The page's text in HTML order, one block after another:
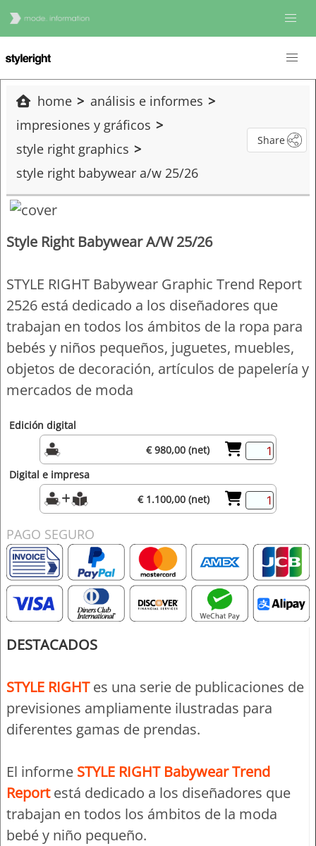
home
análisis e informes
impresiones y gráficos
style right graphics
style right babywear a/w 25/26
Share
Style Right Babywear A/W 25/26
STYLE RIGHT Babywear Graphic Trend Report
2526 está dedicado a los diseñadores que
trabajan en todos los ámbitos de la ropa para
bebés y niños pequeños, juguetes, muebles,
objetos de decoración, artículos de papelería y
mercados de moda
Edición digital
€ 980,00 (net)
Digital e impresa
€ 1.100,00 (net)
PAGO SEGURO
DESTACADOS
STYLE RIGHTes una serie de publicaciones de
previsiones ampliamente ilustradas para
diferentes gamas de prendas.
El informe STYLE RIGHT Babywear Trend
Reportestá dedicado a los diseñadores que
trabajan en todos los ámbitos de la moda
bebé y niño pequeño.